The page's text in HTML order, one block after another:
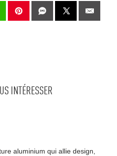
INTÉRESSER
aluminium qui allie design,